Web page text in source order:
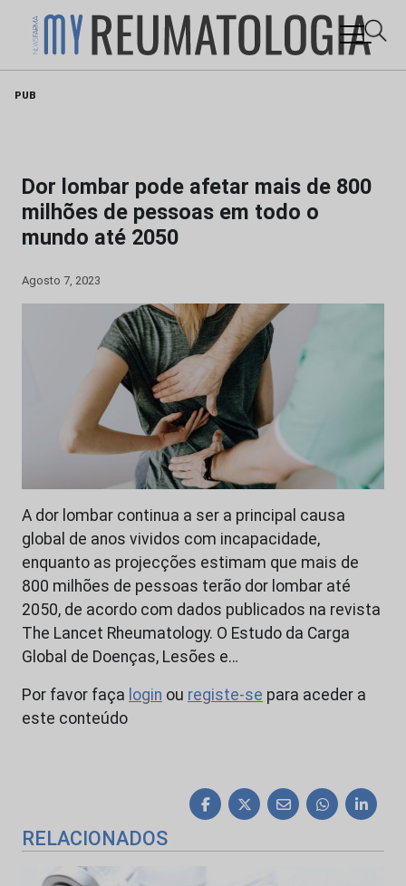
PUB
Dor lombar pode afetar mais de 800
milhões de pessoas em todo o
mundo até 2050
Agosto 7, 2023
A dor lombar continua a ser a principal causa
global de anos vividos com incapacidade,
enquanto as projecções estimam que mais de
800 milhões de pessoas terão dor lombar até
2050, de acordo com dados publicados na revista
The Lancet Rheumatology. O Estudo da Carga
Global de Doenças, Lesões e…
Por favor faça login ou registe-se para aceder a
este conteúdo
RELACIONADOS